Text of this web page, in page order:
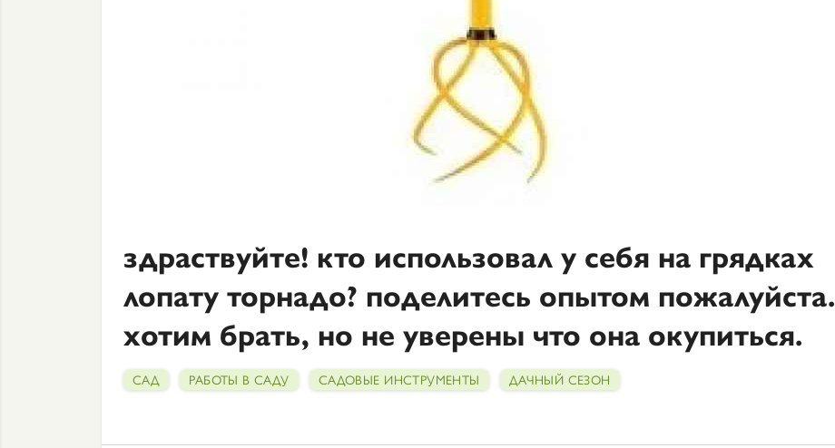
здраствуйте! кто использовал у себя на грядках
лопату торнадо? поделитесь опытом пожалуйста.
хотим брать, но не уверены что она окупиться.
САД РАБОТЫ В САДУ САДОВЫЕ ИНСТРУМЕНТЫ ДАЧНЫЙ СЕЗОН